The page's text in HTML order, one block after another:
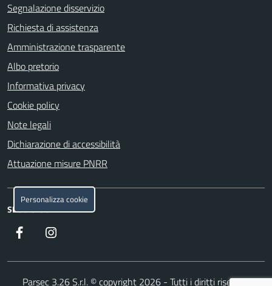
Segnalazione disservizio
Richiesta di assistenza
Amministrazione trasparente
Albo pretorio
Informativa privacy
Cookie policy
Note legali
Dichiarazione di accessibilità
Attuazione misure PNRR
SEGUICI SU
Facebook
Parsec 3.26S.r.l. © copyright 2026 - Tutti i diritti riservati
Personalizza cookie